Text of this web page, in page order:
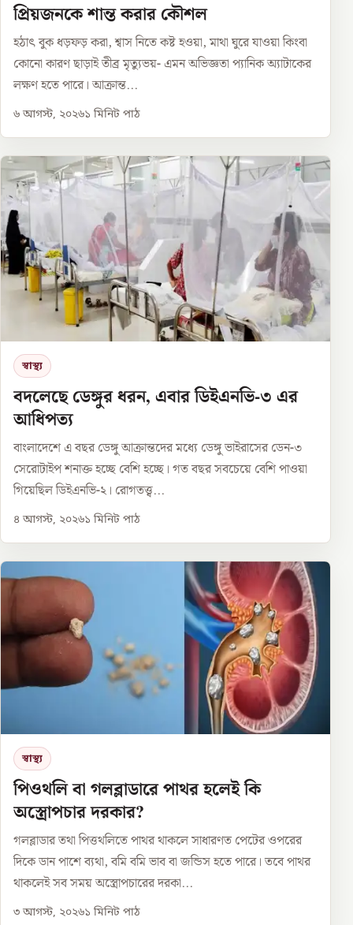
প্রিয়জনকে শান্ত করার কৌশল
হঠাৎ বুক ধড়ফড় করা, শ্বাস নিতে কষ্ট হওয়া, মাথা ঘুরে যাওয়া কিংবা
কোনো কারণ ছাড়াই তীব্র মৃত্যুভয়- এমন অভিজ্ঞতা প্যানিক অ্যাটাকের
লক্ষণ হতে পারে। আক্রান্ত...
৬ আগস্ট, ২০২৬১ মিনিট পাঠ
স্বাস্থ্য
বদলেছে ডেঙ্গুর ধরন, এবার ডিইএনভি-৩ এর
আধিপত্য
বাংলাদেশে এ বছর ডেঙ্গু আক্রান্তদের মধ্যে ডেঙ্গু ভাইরাসের ডেন-৩
সেরোটাইপ শনাক্ত হচ্ছে বেশি হচ্ছে। গত বছর সবচেয়ে বেশি পাওয়া
গিয়েছিল ডিইএনভি-২। রোগতত্ত্ব...
৪ আগস্ট, ২০২৬১ মিনিট পাঠ
স্বাস্থ্য
পিওথলি বা গলব্লাডারে পাথর হলেই কি
অস্ত্রোপচার দরকার?
গলব্লাডার তথা পিত্তথলিতে পাথর থাকলে সাধারণত পেটের ওপরের
দিকে ডান পাশে ব্যথা, বমি বমি ভাব বা জন্ডিস হতে পারে। তবে পাথর
থাকলেই সব সময় অস্ত্রোপচারের দরকা...
৩ আগস্ট, ২০২৬১ মিনিট পাঠ